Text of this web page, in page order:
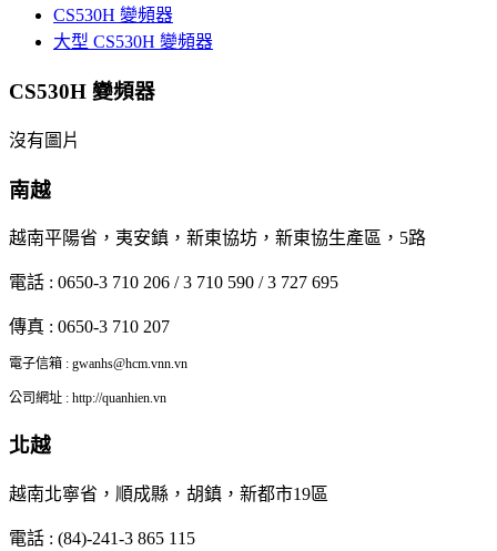
CS530H 變頻器
大型 CS530H 變頻器
CS530H 變頻器
沒有圖片
南越
越南平陽省，夷安鎮，新東協坊，新東協生產區，5路
電話 : 0650-3 710 206 / 3 710 590 / 3 727 695
傳真 : 0650-3 710 207
電子信箱 : gwanhs@hcm.vnn.vn
公司網址 : http://quanhien.vn
北越
越南北寧省，順成縣，胡鎮，新都市19區
電話 : (84)-241-3 865 115